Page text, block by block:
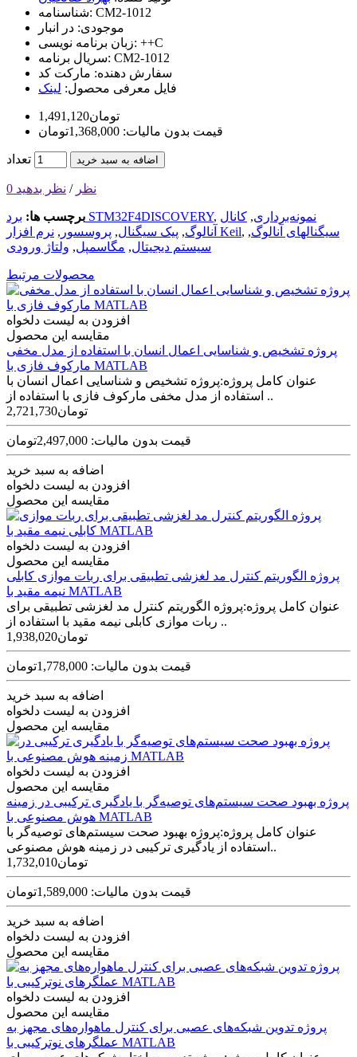
شناسنامه: CM2-1012
موجودی: در انبار
زبان برنامه نویسی: ++C
سریال برنامه: CM2-1012
سفارش دهنده: مارکت کد
فایل معرفی محصول: لینک
1,491,120تومان
قیمت بدون مالیات: 1,368,000تومان
تعداد اضافه به سبد خرید
0 نظر / نظر بدهید
برچسب ها: برد STM32F4DISCOVERY, نمونه‌برداری, کانال
آنالوگ, پیک سیگنال, پروسسور , نرم افزار Keil, سیگنالهای آنالوگ,
سیستم دیجیتال, مگاسمپل, ولتاژ ورودی
محصولات مرتبط
افزودن به لیست دلخواه
مقایسه این محصول
پروژه تشخیص و شناسایی اعمال انسان با استفاده از مدل مخفی
مارکوف فازی با MATLAB
عنوان کامل پروژه:پروژه تشخیص و شناسایی اعمال انسان با
استفاده از مدل مخفی مارکوف فازی با استفاده از ..
2,721,730تومان
قیمت بدون مالیات: 2,497,000تومان
اضافه به سبد خرید
افزودن به لیست دلخواه
مقایسه این محصول
افزودن به لیست دلخواه
مقایسه این محصول
پروژه الگوریتم کنترل مد لغزشی تطبیقی برای ربات موازی کابلی
نیمه مقید با MATLAB
عنوان کامل پروژه:پروژه الگوریتم کنترل مد لغزشی تطبیقی برای
ربات موازی کابلی نیمه مقید با استفاده از ..
1,938,020تومان
قیمت بدون مالیات: 1,778,000تومان
اضافه به سبد خرید
افزودن به لیست دلخواه
مقایسه این محصول
افزودن به لیست دلخواه
مقایسه این محصول
پروژه بهبود صحت سیستم‌های توصیه‌گر با یادگیری ترکیبی در زمینه
هوش مصنوعی با MATLAB‌
عنوان کامل پروژه:پروژه بهبود صحت سیستم‌های توصیه‌گر با
استفاده از یادگیری ترکیبی در زمینه هوش مصنوعی..
1,732,010تومان
قیمت بدون مالیات: 1,589,000تومان
اضافه به سبد خرید
افزودن به لیست دلخواه
مقایسه این محصول
افزودن به لیست دلخواه
مقایسه این محصول
پروژه تدوین شبکه‌های عصبی برای کنترل ماهواره‌های مجهز به
عملگرهای نوترکیبی با MATLAB